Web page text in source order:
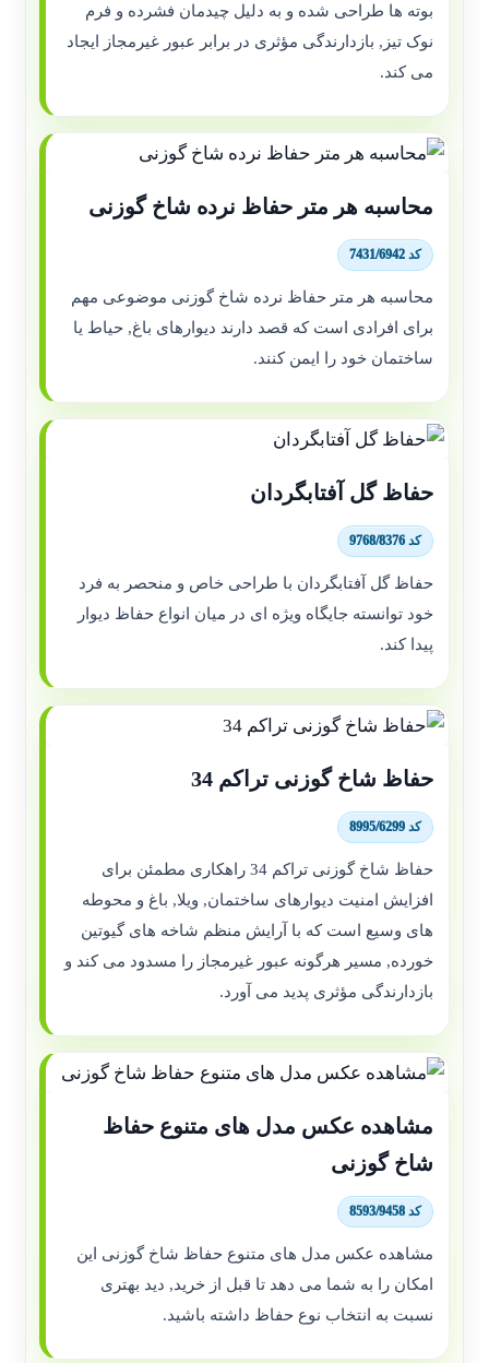
بوته ها طراحی شده و به دلیل چیدمان فشرده و فرم
نوک تیز, بازدارندگی مؤثری در برابر عبور غیرمجاز ایجاد
می کند.
محاسبه هر متر حفاظ نرده شاخ گوزنی
کد 7431/6942
محاسبه هر متر حفاظ نرده شاخ گوزنی موضوعی مهم
برای افرادی است که قصد دارند دیوارهای باغ, حیاط یا
ساختمان خود را ایمن کنند.
حفاظ گل آفتابگردان
کد 9768/8376
حفاظ گل آفتابگردان با طراحی خاص و منحصر به فرد
خود توانسته جایگاه ویژه ای در میان انواع حفاظ دیوار
پیدا کند.
حفاظ شاخ گوزنی تراکم 34
کد 8995/6299
حفاظ شاخ گوزنی تراکم 34 راهکاری مطمئن برای
افزایش امنیت دیوارهای ساختمان, ویلا, باغ و محوطه
های وسیع است که با آرایش منظم شاخه های گیوتین
خورده, مسیر هرگونه عبور غیرمجاز را مسدود می کند و
بازدارندگی مؤثری پدید می آورد.
مشاهده عکس مدل های متنوع حفاظ
شاخ گوزنی
کد 8593/9458
مشاهده عکس مدل های متنوع حفاظ شاخ گوزنی این
امکان را به شما می دهد تا قبل از خرید, دید بهتری
نسبت به انتخاب نوع حفاظ داشته باشید.